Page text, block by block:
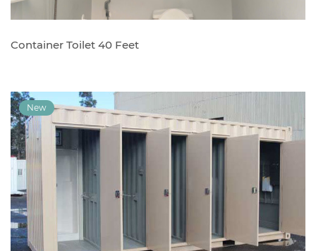
Container Toilet 40 Feet